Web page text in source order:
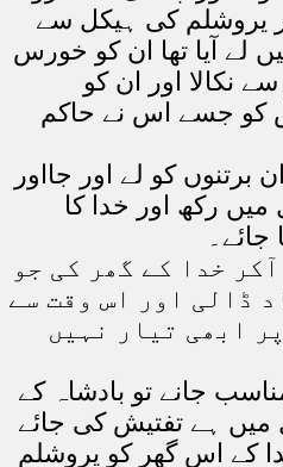
یروشلم کی ہیکل سے
لے آیا تھا ان کو خورس
نکالا اور ان کو
کو جسے اس نے حاکم
کو لے اور جااور
رکھ اور خدا کا
جائے۔
خدا کے گھر کی جو
ڈالی اور اس وقت سے
ابھی تیار نہیں
جانے تو بادشاہ کے
میں ہے تفتیش کی جائے
کے اس گھر کو یروشلم